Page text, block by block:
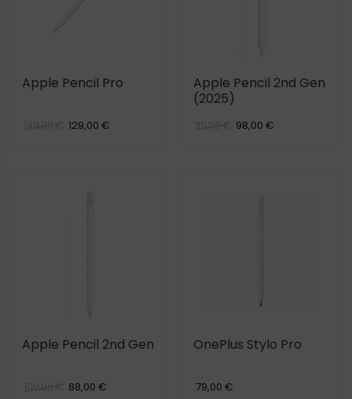
Apple Pencil Pro
149,00 € 129,00 €
Apple Pencil 2nd Gen
(2025)
110,00 € 98,00 €
Apple Pencil 2nd Gen
100,00 € 88,00 €
OnePlus Stylo Pro
79,00 €